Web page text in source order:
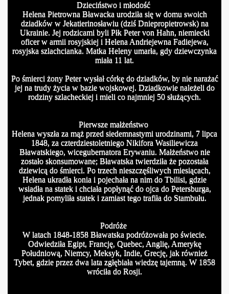
Dzieciństwo i młodość
Helena Pietrowna Bławacka urodziła się w domu swoich
dziadków w Jekatierinosławiu (dziś Dniepropietrowsk) na
Ukrainie. Jej rodzicami byli Płk Peter von Hahn, niemiecki
oficer w armii rosyjskiej i Helena Andriejewna Fadiejewa,
rosyjska szlachcianka. Matka Heleny umarła, gdy dziewczynka
miała 11 lat.
Po śmierci żony Peter wysłał córkę do dziadków, by nie narażać
jej na trudy życia w bazie wojskowej. Dziadkowie należeli do
rodziny szlacheckiej i mieli co najmniej 50 służących.
Pierwsze małżeństwo
Helena wyszła za mąż przed siedemnastymi urodzinami, 7 lipca
1848, za czterdziestoletniego Nikifora Wasiliewicza
Bławatskiego, wicegubernatora Erywaniu. Małżeństwo nie
zostało skonsumowane; Bławatska twierdziła że pozostała
dziewicą do śmierci. Po trzech nieszczęśliwych miesiącach,
Helena ukradła konia i pojechała na nim do Tbilisi, gdzie
wsiadła na statek i chciała popłynąć do ojca do Petersburga,
jednak pomyliła statek i zamiast tego trafiła do Stambułu.
Podróże
W latach 1848-1858 Bławatska podróżowała po świecie.
Odwiedziła Egipt, Francję, Quebec, Anglię, Amerykę
Południową, Niemcy, Meksyk, Indie, Grecję, jak również
Tybet, gdzie przez dwa lata zgłębiała wiedzę tajemną. W 1858
wróciła do Rosji.